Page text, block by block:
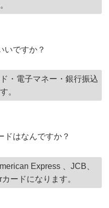
いですか？
・電子マネー・銀行振込
。
ドはなんですか？
Express 、JCB、
ードになります。